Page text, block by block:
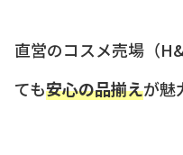
直営のコスメ売場（
ても安心の品揃えが魅